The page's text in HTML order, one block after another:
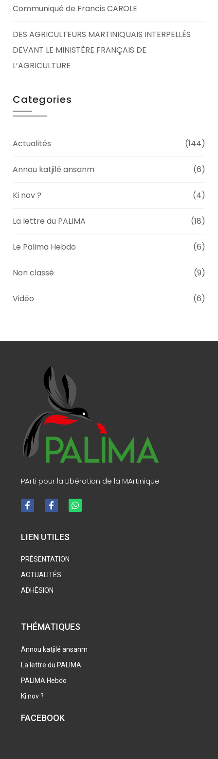
Communiqué de Francis CAROLE
DES AGRICULTEURS MARTINIQUAIS INTERPELLÉS
DEVANT LE MINISTÈRE FRANÇAIS DE
L’AGRICULTURE
Categories
Actualités (144)
Annou katjilé ansanm (6)
Ki nov ? (4)
La lettre du PALIMA (18)
Le Palima Hebdo (6)
Non classé (9)
Vidéo (6)
PArti pour la LIbération de la MArtinique
LIEN UTILES
PRÉSENTATION
ACTUALITÉS
ADHÉSION
THÉMATIQUES
Annou katjilé ansanm
La lettre du PALIMA
PALIMA Hebdo
Ki nov ?
FACEBOOK